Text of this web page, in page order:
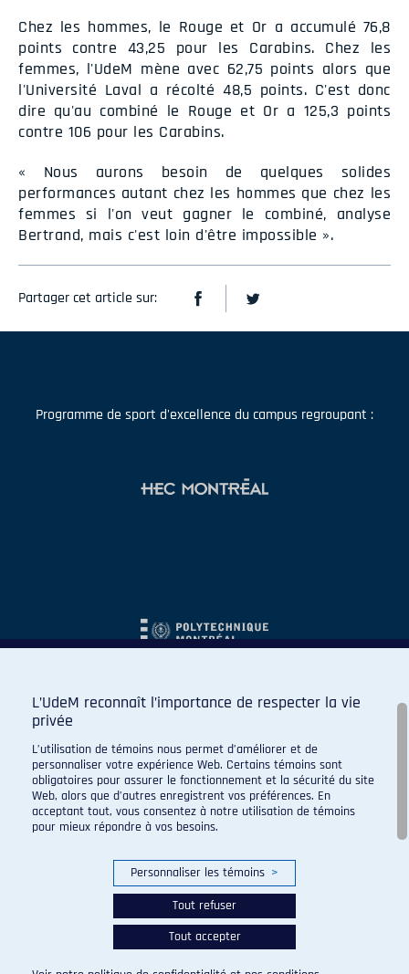
Chez les hommes, le Rouge et Or a accumulé 76,8
points contre 43,25 pour les Carabins. Chez les
femmes, l'UdeM mène avec 62,75 points alors que
l'Université Laval a récolté 48,5 points. C'est donc
dire qu'au combiné le Rouge et Or a 125,3 points
contre 106 pour les Carabins.
« Nous aurons besoin de quelques solides
performances autant chez les hommes que chez les
femmes si l'on veut gagner le combiné, analyse
Bertrand, mais c'est loin d'être impossible ».
Partager cet article sur:
Programme de sport d'excellence du campus regroupant :
© 2026 Carabins de l'Université de Montréal. Tous droits
réservés.
L’UdeM reconnaît l’importance de respecter la vie
privée
L’utilisation de témoins nous permet d’améliorer et de
personnaliser votre expérience Web. Certains témoins sont
obligatoires pour assurer le fonctionnement et la sécurité du site
Web, alors que d’autres enregistrent vos préférences. En
acceptant tout, vous consentez à notre utilisation de témoins
pour mieux répondre à vos besoins.
Personnaliser les témoins >
Tout refuser
Tout accepter